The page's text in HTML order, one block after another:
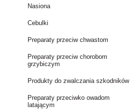
Nasiona
Cebulki
Preparaty przeciw chwastom
Preparaty przeciw chorobom
grzybiczym
Produkty do zwalczania szkodników
Preparaty przeciwko owadom
latającym